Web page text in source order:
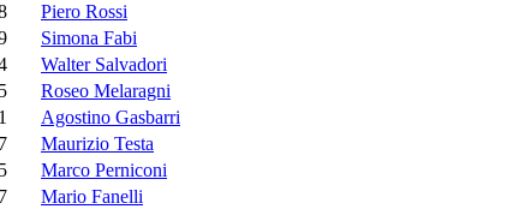
Piero Rossi
Simona Fabi
Walter Salvadori
Roseo Melaragni
Agostino Gasbarri
Maurizio Testa
Marco Perniconi
Mario Fanelli